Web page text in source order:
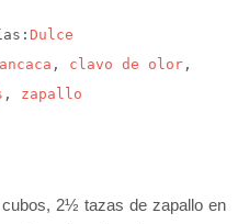
Dulce
, clavo de olor ,
, zapallo
2½ tazas de zapallo en